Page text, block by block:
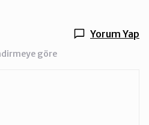
Yorum Yap
göre